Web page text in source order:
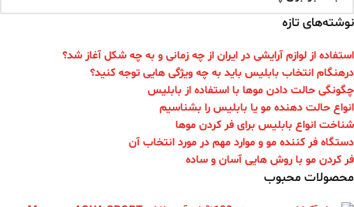
نوشته‌های تازه
استفاده از لوازم آرایشی در ایران از چه زمانی و به چه شکل آغاز شد؟
درهنگام انتخاب بابلیس باید به چه ویژگی هایی توجه کنید؟
چگونگی حالت دادن موها با استفاده از بابلیس
انواع حالت دهنده مو یا بابلیس را بشناسیم
شناخت انواع بابلیس برای فر کردن موها
دستگاه فر کننده مو و موارد مهم در مورد انتخاب آن
فر کردن مو با روش هایی آسان و ساده
محصولات محبوب